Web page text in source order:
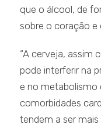
que o álcool, de
sobre o coração e
“A cerveja, assim
pode interferir na
e no metabolismo
comorbidades
tendem a ser